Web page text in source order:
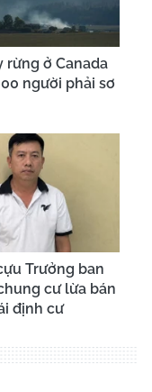
rừng ở Canada
người phải sơ
Trưởng ban
cư lừa bán
định cư